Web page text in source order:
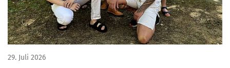
29. Juli 2026